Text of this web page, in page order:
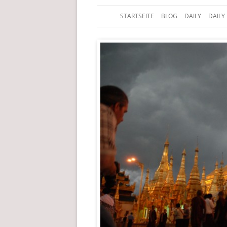
Paettkes News
Der Edelfedern
STARTSEITE BLOG DAILY DAILY